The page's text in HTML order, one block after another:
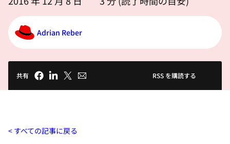
だ
い
Adrian Reber
共有 RSS を購読する
すべての記事に戻る